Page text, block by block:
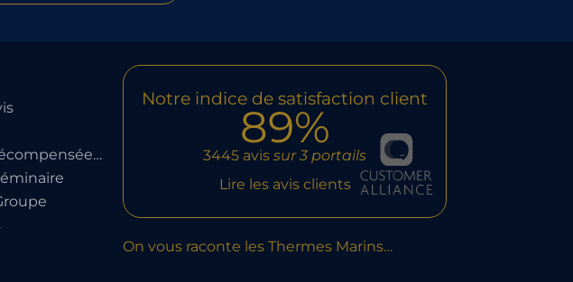
Notre indice de satisfaction client
89%
3445 avis sur 3 portails
Lire les avis clients
On vous raconte les Thermes Marins…